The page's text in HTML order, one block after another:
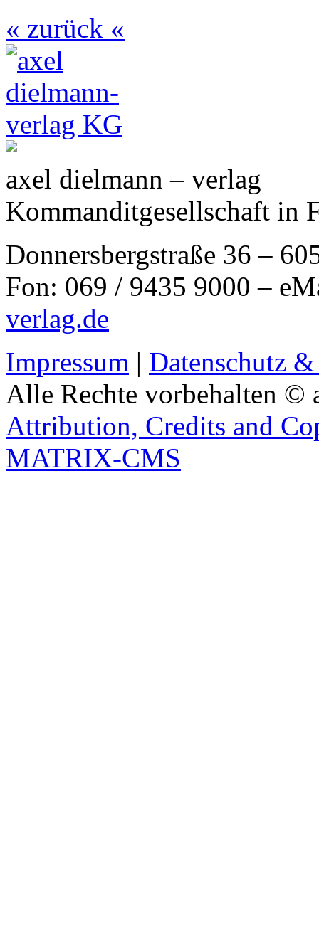
« zurück «
axel dielmann – verlag
Kommanditgesellschaft in
Donnersbergstraße 36 –
Fon: 069 / 9435 9000 –
verlag.de
Impressum | Datenschutz
Alle Rechte vorbehalten ©
Attribution, Credits and
MATRIX-CMS